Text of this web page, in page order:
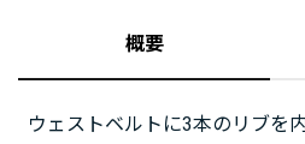
概要
ウェストベルトに3本のリブを